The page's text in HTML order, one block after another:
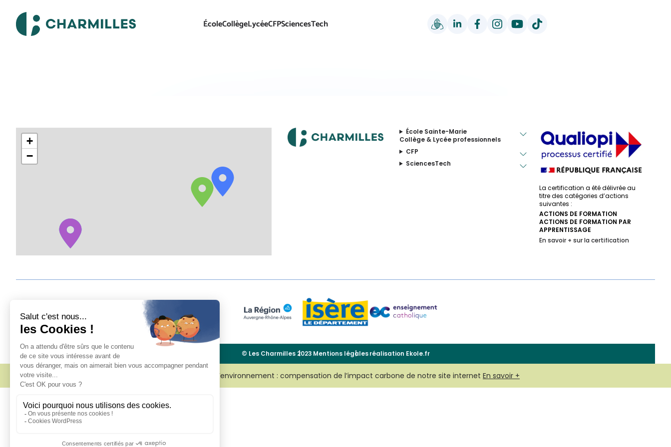
ÉcoleCollègeLycéeCFPSciencesTech
+
−
École Sainte-Marie
Collège & Lycée professionnels
CFP
SciencesTech
La certification a été délivrée au
titre des catégories d’actions
suivantes :
ACTIONS DE FORMATION
ACTIONS DE FORMATION PAR
APPRENTISSAGE
En savoir + sur la certification
© Les Charmilles 2023 Mentions légales réalisation Ekole.fr
Engagé pour l’environnement : compensation de l’impact carbone de notre site internet En savoir +